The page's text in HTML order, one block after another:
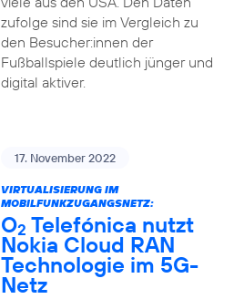
zufolge sind sie im Vergleich zu
den Besucher:innen der
Fußballspiele deutlich jünger und
digital aktiver.
17. November 2022
VIRTUALISIERUNG IM
MOBILFUNKZUGANGSNETZ:
O2 Telefónica nutzt
Nokia Cloud RAN
Technologie im 5G-
Netz